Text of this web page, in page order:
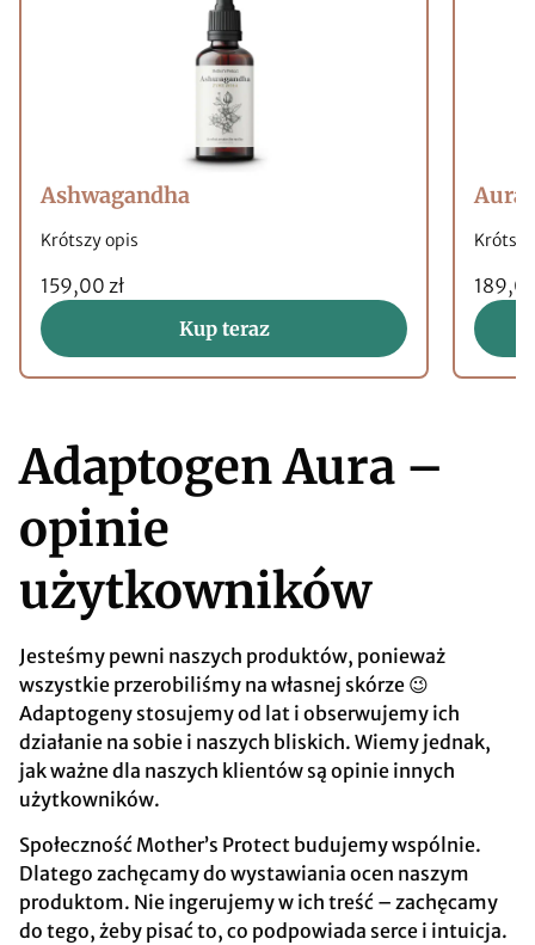
Ashwagandha
Krótszy opis
159,00 zł
Kup teraz
Aura
Adaptogen Aura –
opinie
użytkowników
Jesteśmy pewni naszych produktów, ponieważ
wszystkie przerobiliśmy na własnej skórze 😉
Adaptogeny stosujemy od lat i obserwujemy ich
działanie na sobie i naszych bliskich. Wiemy jednak,
jak ważne dla naszych klientów są opinie innych
użytkowników.
Społeczność Mother’s Protect budujemy wspólnie.
Dlatego zachęcamy do wystawiania ocen naszym
produktom. Nie ingerujemy w ich treść – zachęcamy
do tego, żeby pisać to, co podpowiada serce i intuicja.